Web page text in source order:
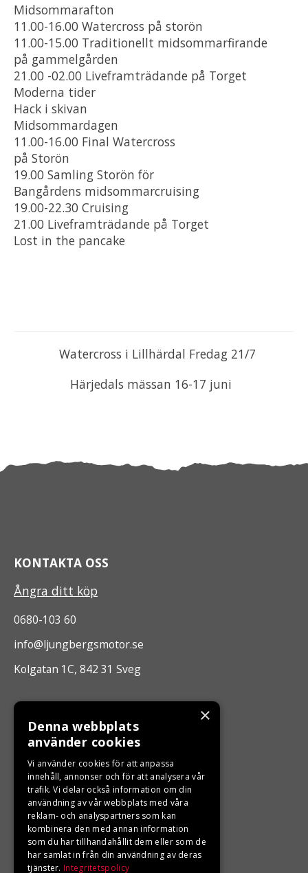
Midsommarafton
11.00-16.00 Watercross på storön
11.00-15.00 Traditionellt midsommarfirande
på gammelgården
21.00 -02.00 Liveframträdande på Torget
Moderna tider
Hack i skivan
Midsommardagen
11.00-16.00 Final Watercross
på Storön
19.00 Samling Storön för
Bangårdens midsommarcruising
19.00-22.30 Cruising
21.00 Liveframträdande på Torget
Lost in the pancake
Watercross i Lillhärdal Fredag 21/7
Härjedals mässan 16-17 juni
KONTAKTA OSS
Ångra ditt köp
0680-103 60
info@ljungbergsmotor.se
Kolgatan 1C, 842 31 Sveg
ÖPPETTIDER
Måndag - Fredag 10.00 -17.00
LJUNGBERGS MOTOR
Din BRP återförsäljare i Sveg!
×
Denna webbplats
använder cookies
Vi använder cookies för att anpassa
innehåll, annonser och för att analysera vår
trafik. Vi delar också information om din
användning av vår webbplats med våra
reklam- och analyspartners som kan
kombinera den med annan information
som du har tillhandahållit dem eller som de
har samlat in från din användning av deras
tjänster. Integritetspolicy